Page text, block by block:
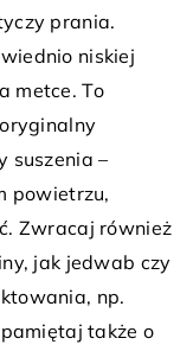
prania.
niskiej
metce. To
suszenia –
powietrzu,
Zwracaj również
jak jedwab czy
np.
także o